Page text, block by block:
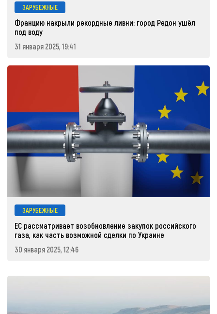
ЗАРУБЕЖНЫЕ
Францию накрыли рекордные ливни: город Редон ушёл
под воду
31 января 2025, 19:41
ЗАРУБЕЖНЫЕ
ЕС рассматривает возобновление закупок российского
газа, как часть возможной сделки по Украине
30 января 2025, 12:46